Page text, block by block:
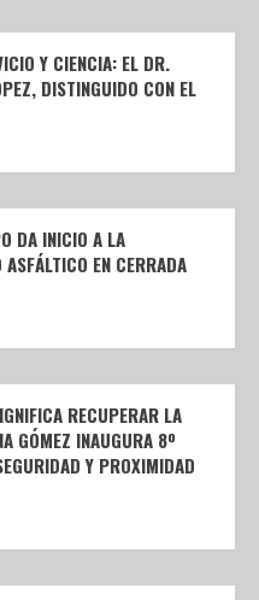
Y CIENCIA: EL DR.
DISTINGUIDO CON EL
DA INICIO A LA
EN CERRADA
RECUPERAR LA
GÓMEZ INAUGURA 8º
Y PROXIMIDAD